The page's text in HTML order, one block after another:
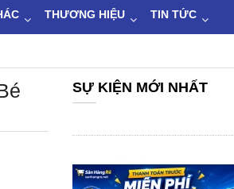
THƯƠNG HIỆU TIN TỨC
SỰ KIỆN MỚI NHẤT